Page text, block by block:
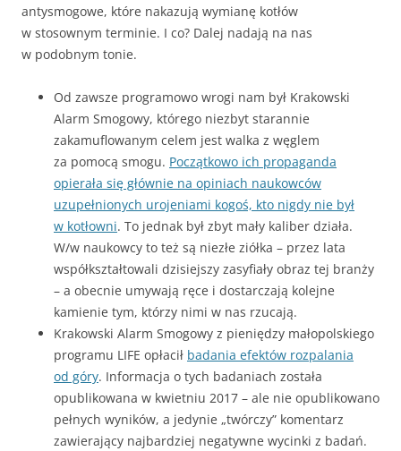
antysmogowe, które nakazują wymianę kotłów
w stosownym terminie. I co? Dalej nadają na nas
w podobnym tonie.
Od zawsze programowo wrogi nam był Krakowski
Alarm Smogowy, którego niezbyt starannie
zakamuflowanym celem jest walka z węglem
za pomocą smogu. Początkowo ich propaganda
opierała się głównie na opiniach naukowców
uzupełnionych urojeniami kogoś, kto nigdy nie był
w kotłowni. To jednak był zbyt mały kaliber działa.
W/w naukowcy to też są niezłe ziółka – przez lata
współkształtowali dzisiejszy zasyfiały obraz tej branży
– a obecnie umywają ręce i dostarczają kolejne
kamienie tym, którzy nimi w nas rzucają.
Krakowski Alarm Smogowy z pieniędzy małopolskiego
programu LIFE opłacił badania efektów rozpalania
od góry. Informacja o tych badaniach została
opublikowana w kwietniu 2017 – ale nie opublikowano
pełnych wyników, a jedynie „twórczy” komentarz
zawierający najbardziej negatywne wycinki z badań.